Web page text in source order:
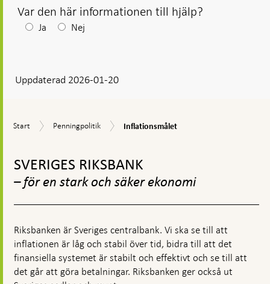
flik
Var den här informationen till hjälp?
Efter
visas
Ja Nej
Uppdaterad 2026-01-20
Start
Start Penningpolitik
Penningpolitik Inflationsmålet
Inflationsmålet
toppnavigation
SVERIGES RIKSBANK
– för en stark och säker ekonomi
Riksbanken är Sveriges centralbank. Vi ska se till att
inflationen är låg och stabil över tid, bidra till att det
finansiella systemet är stabilt och effektivt och se till att
det går att göra betalningar. Riksbanken ger också ut